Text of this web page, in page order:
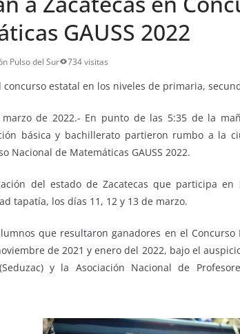
GAUSS 2022
Pulso del Sur 734 visitas
concurso estatal en los niveles de primaria,
marzo de 2022.- En punto de las 5:35 de la
básica y bachillerato partieron rumbo a la
Nacional de Matemáticas GAUSS 2022.
del estado de Zacatecas que participa en
tapatía, los días 11, 12 y 13 de marzo.
que resultaron ganadores en el
de 2021 y enero del 2022, bajo el
y la Asociación Nacional de